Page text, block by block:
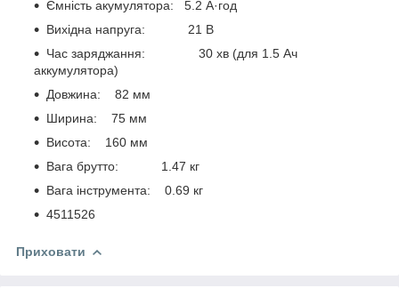
Ємність акумулятора: 5.2 А·год
Вихідна напруга: 21 В
Час заряджання: 30 хв (для 1.5 Ач
аккумулятора)
Довжина: 82 мм
Ширина: 75 мм
Висота: 160 мм
Вага брутто: 1.47 кг
Вага інструмента: 0.69 кг
4511526
Приховати